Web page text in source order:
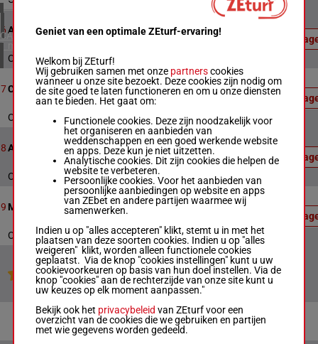
4 meeting(s)
CANADA
1 meeting(s)
6Allowance 111800m20:47
Officiële
Officiële uitslag : 1 - 3 - 10 - 4
7Claiming 6 1600m 21:24
Officiële
uitslag:
1 - 7 - 6
Officiële uitslag : 1 - 7 - 6 - 8
8Artie Schiller Stakes 8 1600m21:49 uitslag:
- 1
Officiële uitslag : 4 - 6 - 8 - 1
9 Maiden Special Weight 101200m 22:17
Officiële
uitslag:
Officiële uitslag : 7 - 8 - 9 - 4
Jouw favoriete paarden
Geniet van een optimale ZEturf-ervaring!
Welkom bij ZEturf!
Wij gebruiken samen met onze partnerscookies
wanneer u onze site bezoekt. Deze cookies zijn nodig om
de site goed te laten functioneren en om u onze diensten
aan te bieden. Het gaat om:
Functionele cookies. Deze zijn noodzakelijk voor
het organiseren en aanbieden van
weddenschappen en een goed werkende website
en apps. Deze kun je niet uitzetten.
Analytische cookies. Dit zijn cookies die helpen de
website te verbeteren.
Persoonlijke cookies. Voor het aanbieden van
persoonlijke aanbiedingen op website en apps
van ZEbet en andere partijen waarmee wij
samenwerken.
Indien u op "alles accepteren" klikt, stemt u in met het
plaatsen van deze soorten cookies. Indien u op "alles
weigeren" klikt, worden alleen functionele cookies
geplaatst. Via de knop "cookies instellingen" kunt u uw
cookievoorkeuren op basis van hun doel instellen. Via de
knop "cookies" aan de rechterzijde van onze site kunt u
uw keuzes op elk moment aanpassen."
Bekijk ook het privacybeleid van ZEturf voor een
overzicht van de cookies die we gebruiken en partijen
met wie gegevens worden gedeeld.